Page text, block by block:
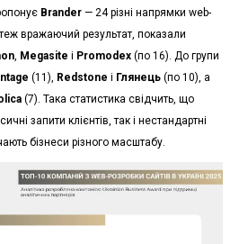
Brander— 24 різні напрямки web-
вражаючий результат, показали
, Megasite і Promodex(по 16). До групи
(11), Redstone і Глянець(по 10), а
(7). Така статистика свідчить, що
запити клієнтів, так і нестандартні
бізнеси різного масштабу.